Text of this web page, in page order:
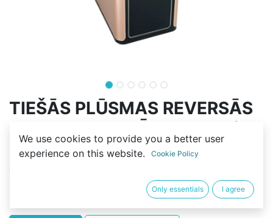
TIEŠĀS PLŪSMAS REVERSĀS
OSMOZES SISTĒMA Modelis:
COMFORT 800G-3013*1
We use cookies to provide you a better user
experience on this website.
Cookie Policy
Only essentials I agree